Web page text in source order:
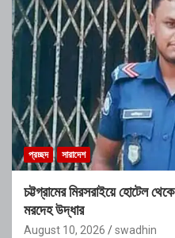
প্রচ্ছদ সারাদেশ
চট্টগ্রামের মিরসরাইয়ে হোটেল
মরদেহ উদ্ধার
August 10, 2026 swadhin